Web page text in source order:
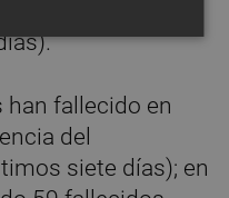
y León 5.107
han fallecido en
del
siete días); en